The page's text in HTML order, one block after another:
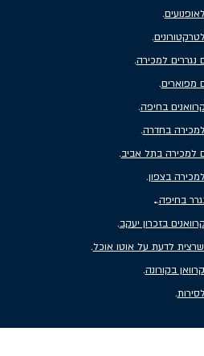
.
.
נגררים למכירה.
מפוארים.
בחיפה.
למכירה בחדרה.
למכירה בתל אביב.
בצפון.
בחיפה.
.
בזכרון יעקב.
לדעת על אוטו אוכל.
בקורונה.
.